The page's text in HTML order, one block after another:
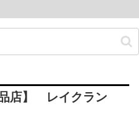
店】 レイクラン